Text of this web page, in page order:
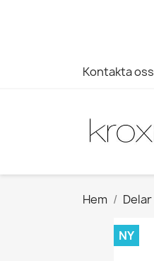
Kontakta oss
Hem Delar
NY